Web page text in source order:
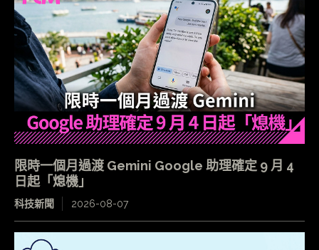
限時一個月過渡 Gemini Google 助理確定 9 月 4
日起「熄機」
科技新聞 2026-08-07